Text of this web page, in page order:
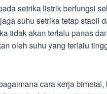
setrika listrik berfungsi
suhu setrika tetap stabil
tidak akan terlalu panas
oleh suhu yang terlalu
cara kerja